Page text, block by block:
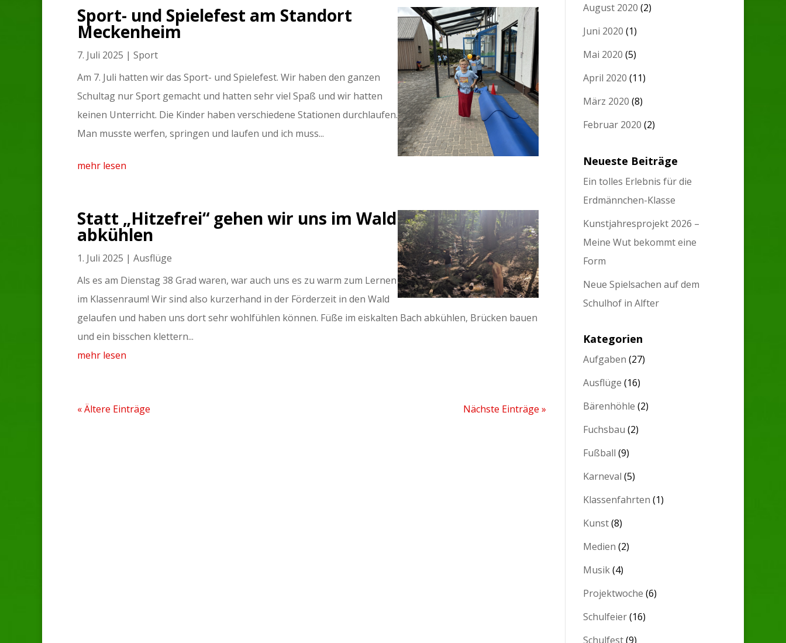
Sport- und Spielefest am Standort
Meckenheim
7. Juli 2025 | Sport
Am 7. Juli hatten wir das Sport- und Spielefest. Wir haben den ganzen
Schultag nur Sport gemacht und hatten sehr viel Spaß und wir hatten
keinen Unterricht. Die Kinder haben verschiedene Stationen durchlaufen.
Man musste werfen, springen und laufen und ich muss...
mehr lesen
Statt „Hitzefrei“ gehen wir uns im Wald
abkühlen
1. Juli 2025 | Ausflüge
Als es am Dienstag 38 Grad waren, war auch uns es zu warm zum Lernen
im Klassenraum! Wir sind also kurzerhand in der Förderzeit in den Wald
gelaufen und haben uns dort sehr wohlfühlen können. Füße im eiskalten Bach abkühlen, Brücken bauen
und ein bisschen klettern...
mehr lesen
« Ältere Einträge Nächste Einträge »
August 2020 (2)
Juni 2020 (1)
Mai 2020 (5)
April 2020 (11)
März 2020 (8)
Februar 2020 (2)
Neueste Beiträge
Ein tolles Erlebnis für die
Erdmännchen-Klasse
Kunstjahresprojekt 2026 –
Meine Wut bekommt eine
Form
Neue Spielsachen auf dem
Schulhof in Alfter
Kategorien
Aufgaben (27)
Ausflüge (16)
Bärenhöhle (2)
Fuchsbau (2)
Fußball (9)
Karneval (5)
Klassenfahrten (1)
Kunst(8)
Medien (2)
Musik(4)
Projektwoche (6)
Schulfeier(16)
Schulfest(9)